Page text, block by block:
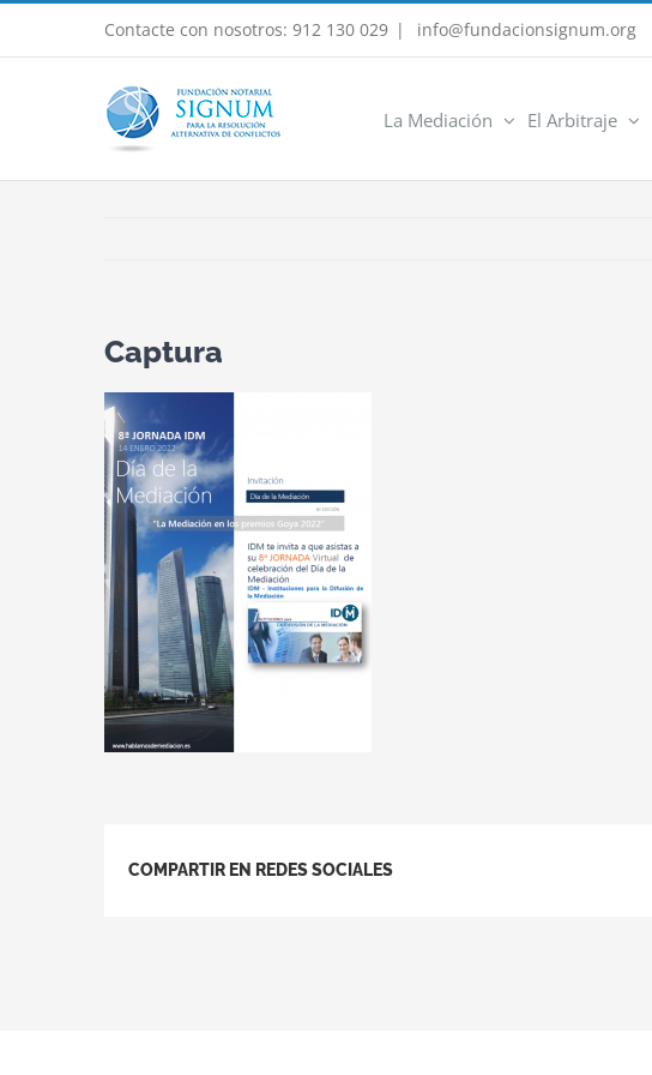
Saltar
contenido
Contacte con nosotros: 912 130 029 | info@fundacionsignum.org
La Mediación El Arbitraje
Captura
COMPARTIR EN REDES SOCIALES